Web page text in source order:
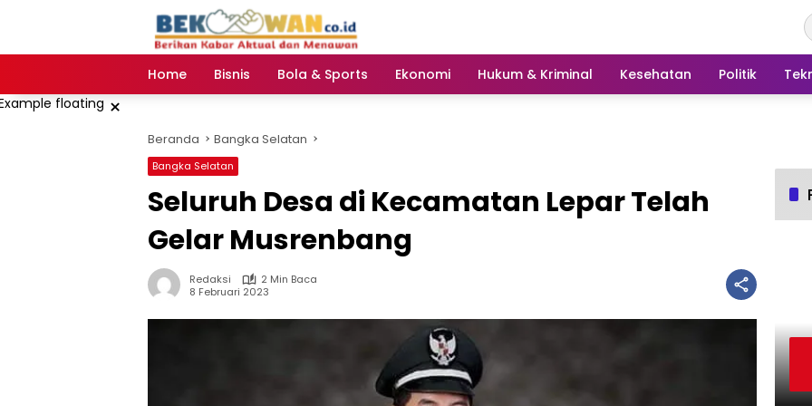
Home
Bisnis Bola & Sports Ekonomi Hukum & Kriminal Kesehatan Politik
×
Beranda Bangka Selatan
Bangka Selatan
Seluruh Desa di Kecamatan Lepar Telah
Gelar Musrenbang
Redaksi
2 Min Baca
8 Februari 2023